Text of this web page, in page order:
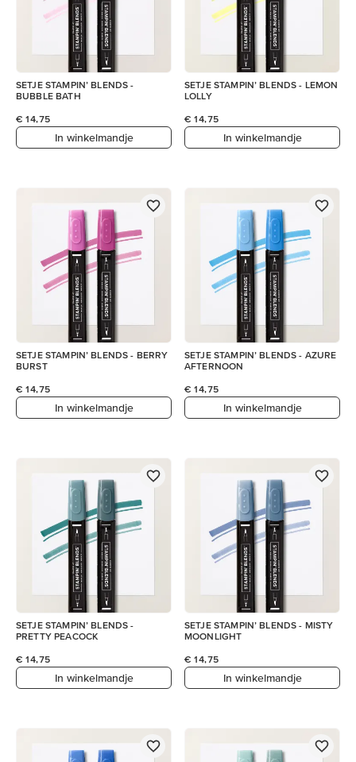
SETJE STAMPIN’ BLENDS -
BUBBLE BATH
€ 14,75
In winkelmandje
SETJE STAMPIN’ BLENDS - LEMON
LOLLY
€ 14,75
In winkelmandje
SETJE STAMPIN’ BLENDS - BERRY
BURST
€ 14,75
In winkelmandje
SETJE STAMPIN’ BLENDS - AZURE
AFTERNOON
€ 14,75
In winkelmandje
SETJE STAMPIN’ BLENDS -
PRETTY PEACOCK
€ 14,75
In winkelmandje
SETJE STAMPIN’ BLENDS - MISTY
MOONLIGHT
€ 14,75
In winkelmandje